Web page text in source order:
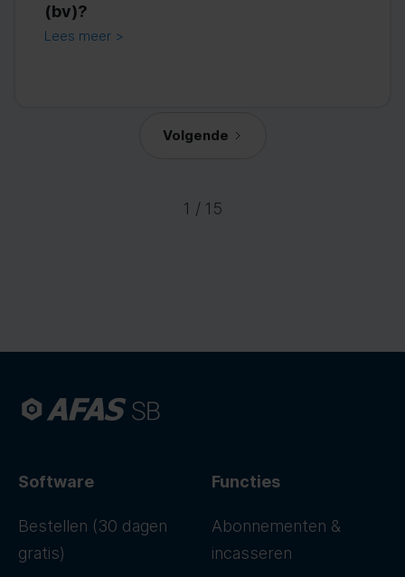
(bv)?
Lees meer >
Volgende
1 / 15
Software
Bestellen (30 dagen
gratis)
Functies
Abonnementen &
incasseren